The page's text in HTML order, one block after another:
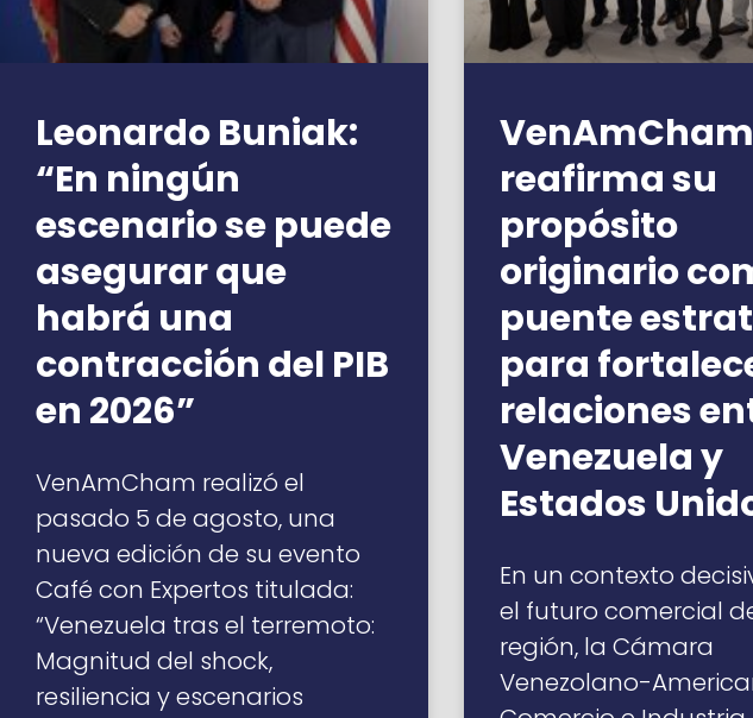
Leonardo Buniak:
“En ningún
escenario se puede
asegurar que
habrá una
contracción del PIB
en 2026”
VenAmCham realizó el
pasado 5 de agosto, una
nueva edición de su evento
Café con Expertos titulada:
“Venezuela tras el terremoto:
Magnitud del shock,
resiliencia y escenarios
VenAmCham
reafirma su
propósito
originario
puente
para
relaciones
Venezuela y
Estados
En un contexto
el futuro comercial
región, la Cámara
Venezolano-